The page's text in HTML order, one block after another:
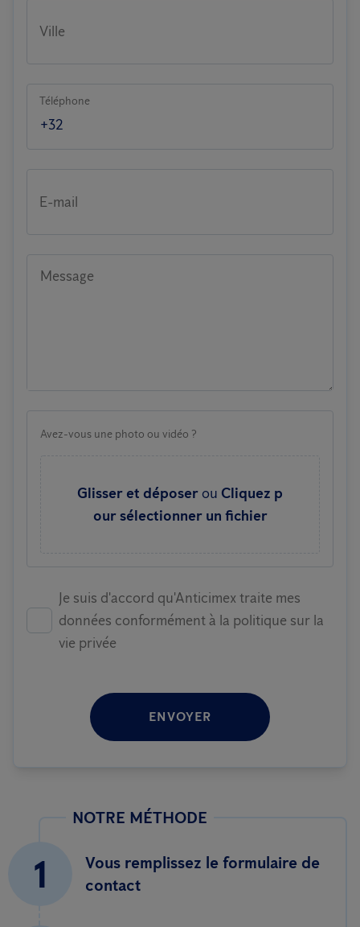
Ville
Téléphone
E-mail
Message
Avez-vous une photo ou vidéo ?
Glisser et déposerou Cliquez p
our sélectionner un fichier
Je suis d'accord qu'Anticimex traite mes
données conformément à la politique sur la
vie privée
ENVOYER
NOTRE MÉTHODE
1
Vous remplissez le formulaire de
contact